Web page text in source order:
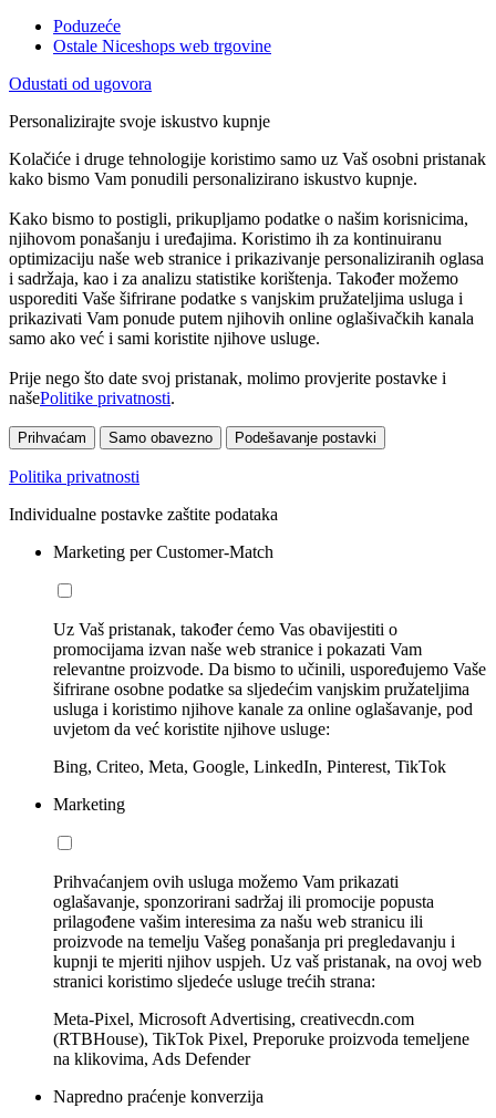
Poduzeće
Ostale Niceshops web trgovine
Odustati od ugovora
Personalizirajte svoje iskustvo kupnje
Kolačiće i druge tehnologije koristimo samo uz Vaš osobni pristanak
kako bismo Vam ponudili personalizirano iskustvo kupnje.
Kako bismo to postigli, prikupljamo podatke o našim korisnicima,
njihovom ponašanju i uređajima. Koristimo ih za kontinuiranu
optimizaciju naše web stranice i prikazivanje personaliziranih oglasa
i sadržaja, kao i za analizu statistike korištenja. Također možemo
usporediti Vaše šifrirane podatke s vanjskim pružateljima usluga i
prikazivati Vam ponude putem njihovih online oglašivačkih kanala
samo ako već i sami koristite njihove usluge.
Prije nego što date svoj pristanak, molimo provjerite postavke i
našePolitike privatnosti.
Prihvaćam Samo obavezno Podešavanje postavki
Politika privatnosti
Individualne postavke zaštite podataka
Marketing per Customer-Match
Uz Vaš pristanak, također ćemo Vas obavijestiti o
promocijama izvan naše web stranice i pokazati Vam
relevantne proizvode. Da bismo to učinili, uspoređujemo Vaše
šifrirane osobne podatke sa sljedećim vanjskim pružateljima
usluga i koristimo njihove kanale za online oglašavanje, pod
uvjetom da već koristite njihove usluge:
Bing, Criteo, Meta, Google, LinkedIn, Pinterest, TikTok
Marketing
Prihvaćanjem ovih usluga možemo Vam prikazati
oglašavanje, sponzorirani sadržaj ili promocije popusta
prilagođene vašim interesima za našu web stranicu ili
proizvode na temelju Vašeg ponašanja pri pregledavanju i
kupnji te mjeriti njihov uspjeh. Uz vaš pristanak, na ovoj web
stranici koristimo sljedeće usluge trećih strana:
Meta-Pixel, Microsoft Advertising, creativecdn.com
(RTBHouse), TikTok Pixel, Preporuke proizvoda temeljene
na klikovima, Ads Defender
Napredno praćenje konverzija